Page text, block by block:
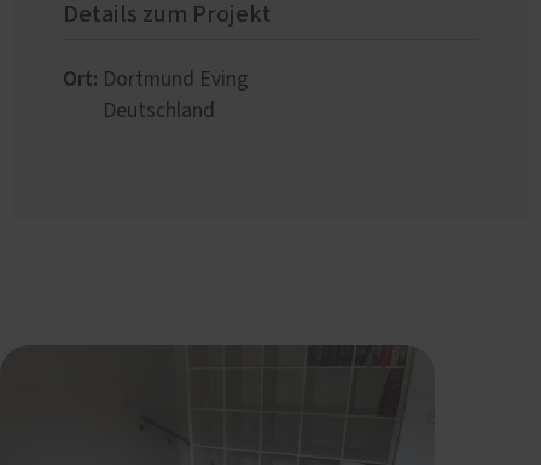
Details zum Projekt
Ort: Dortmund Eving
Deutschland